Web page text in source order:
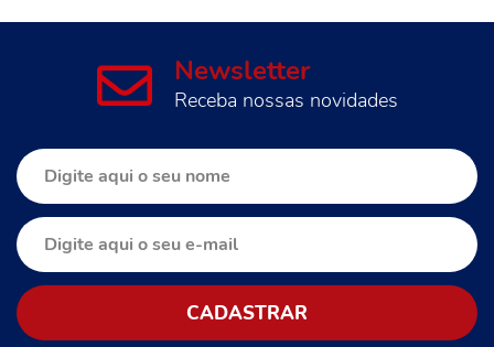
Newsletter
Receba nossas novidades